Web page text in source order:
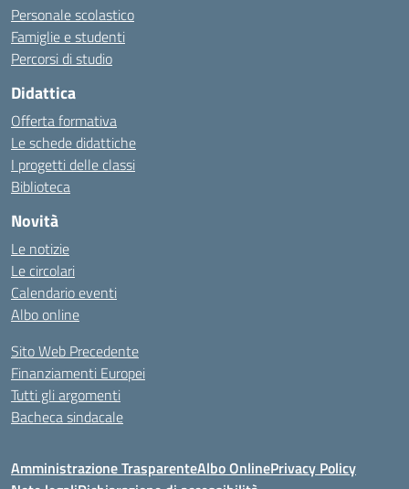
Personale scolastico
Famiglie e studenti
Percorsi di studio
Didattica
Offerta formativa
Le schede didattiche
I progetti delle classi
Biblioteca
Novità
Le notizie
Le circolari
Calendario eventi
Albo online
Sito Web Precedente
Finanziamenti Europei
Tutti gli argomenti
Bacheca sindacale
Amministrazione TrasparenteAlbo OnlinePrivacy Policy